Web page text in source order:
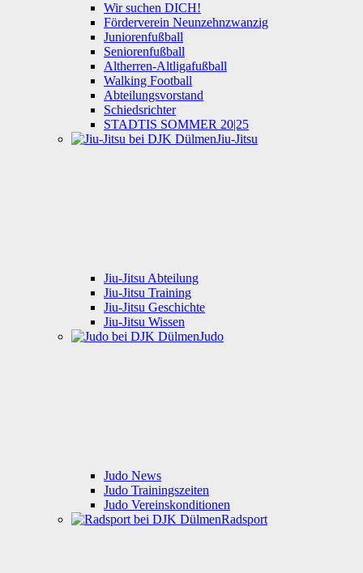
Wir suchen DICH!
Förderverein Neunzehnzwanzig
Juniorenfußball
Seniorenfußball
Altherren-Altligafußball
Walking Football
Abteilungsvorstand
Schiedsrichter
STADTIS SOMMER 20|25
Jiu-Jitsu
Jiu-Jitsu Abteilung
Jiu-Jitsu Training
Jiu-Jitsu Geschichte
Jiu-Jitsu Wissen
Judo
Judo News
Judo Trainingszeiten
Judo Vereinskonditionen
Radsport